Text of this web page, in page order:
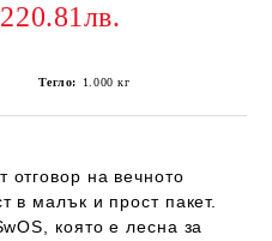
220.81лв.
Тегло: 1.000 кг
отговор на вечното
в малък и прост пакет.
, която е лесна за